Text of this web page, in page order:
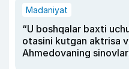
Madaniyat
“U boshqalar baxti
otasini kutgan aktrisa
Ahmedovaning